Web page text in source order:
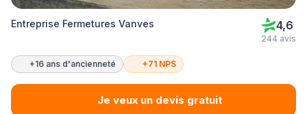
Entreprise Fermetures Vanves 4,6
244 avis
+16 ans d'ancienneté +71 NPS
Je veux un devis gratuit